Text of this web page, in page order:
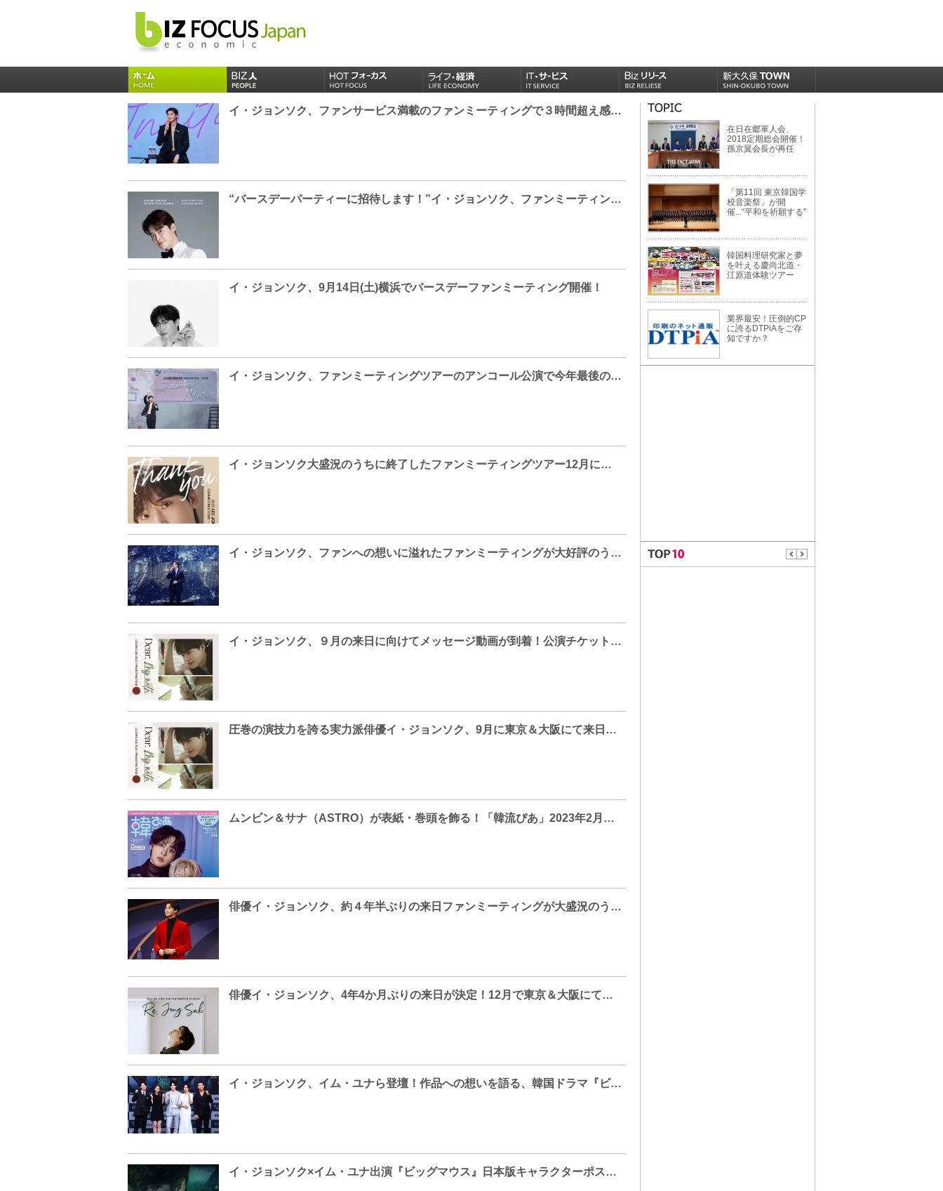
イ・ジョンソク、ファンサービス満載のファンミーティングで３時間超え感動のバースデーパーティー！
“バースデーパーティーに招待します！”イ・ジョンソク、ファンミーティングポスター＆メッセージ動画公開！
イ・ジョンソク、9月14日(土)横浜でバースデーファンミーティング開催！
イ・ジョンソク、ファンミーティングツアーのアンコール公演で今年最後の思い出づくり！
イ・ジョンソク大盛況のうちに終了したファンミーティングツアー12月に横浜でのアンコール公演が急遽決定！本人からの動画メッセージも到着！
イ・ジョンソク、ファンへの想いに溢れたファンミーティングが大好評のうちに終了！
イ・ジョンソク、９月の来日に向けてメッセージ動画が到着！公演チケットのローソン先行も開始！
圧巻の演技力を誇る実力派俳優イ・ジョンソク、9月に東京＆大阪にて来日ファンミーティング開催！
ムンビン＆サナ（ASTRO）が表紙・巻頭を飾る！「韓流ぴあ」2023年2月号、1月20日（金）発売！
俳優イ・ジョンソク、約４年半ぶりの来日ファンミーティングが大盛況のうちに終了！豪華ゲストも登場！
俳優イ・ジョンソク、4年4か月ぶりの来日が決定！12月で東京＆大阪にてファンミーティング開催！
イ・ジョンソク、イム・ユナら登壇！作品への想いを語る、韓国ドラマ『ビッグマウス』制作発表会見のレポート到着！（ディズニープラス スターで独占配信中）
イ・ジョンソク×イム・ユナ出演『ビッグマウス』日本版キャラクターポスター3種＆新予告編 解禁！
在日在郷軍人会、
2018定期総会開催！
孫京翼会長が再任
「第11回 東京韓国学
校音楽祭」が開
催...“平和を祈願する”
韓国料理研究家と夢
を叶える慶尚北道・
江原道体験ツアー
業界最安！圧倒的CP
に誇るDTPiAをご存
知ですか？